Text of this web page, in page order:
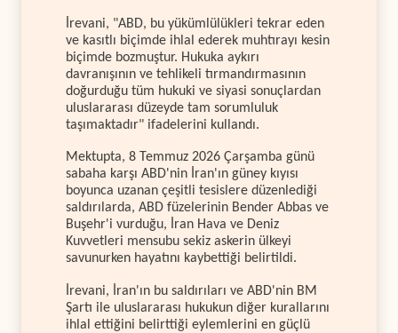
İrevani, "ABD, bu yükümlülükleri tekrar eden
ve kasıtlı biçimde ihlal ederek muhtırayı kesin
biçimde bozmuştur. Hukuka aykırı
davranışının ve tehlikeli tırmandırmasının
doğurduğu tüm hukuki ve siyasi sonuçlardan
uluslararası düzeyde tam sorumluluk
taşımaktadır" ifadelerini kullandı.
Mektupta, 8 Temmuz 2026 Çarşamba günü
sabaha karşı ABD'nin İran'ın güney kıyısı
boyunca uzanan çeşitli tesislere düzenlediği
saldırılarda, ABD füzelerinin Bender Abbas ve
Buşehr'i vurduğu, İran Hava ve Deniz
Kuvvetleri mensubu sekiz askerin ülkeyi
savunurken hayatını kaybettiği belirtildi.
İrevani, İran'ın bu saldırıları ve ABD'nin BM
Şartı ile uluslararası hukukun diğer kurallarını
ihlal ettiğini belirttiği eylemlerini en güçlü